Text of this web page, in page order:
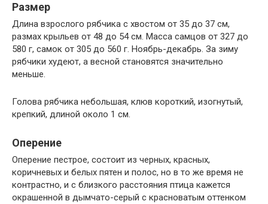
Размер
Длина взрослого рябчика с хвостом от 35 до 37 см,
размах крыльев от 48 до 54 см. Масса самцов от 327 до
580 г, самок от 305 до 560 г. Ноябрь-декабрь. За зиму
рябчики худеют, а весной становятся значительно
меньше.
Голова рябчика небольшая, клюв короткий, изогнутый,
крепкий, длиной около 1 см.
Оперение
Оперение пестрое, состоит из черных, красных,
коричневых и белых пятен и полос, но в то же время не
контрастно, и с близкого расстояния птица кажется
окрашенной в дымчато-серый с красноватым оттенком